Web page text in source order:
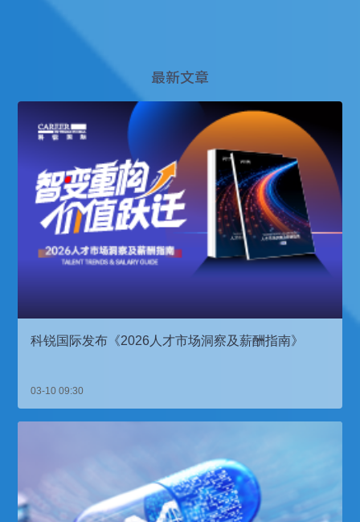
最新文章
科锐国际发布《2026人才市场洞察及薪酬指南》
03-10 09:30